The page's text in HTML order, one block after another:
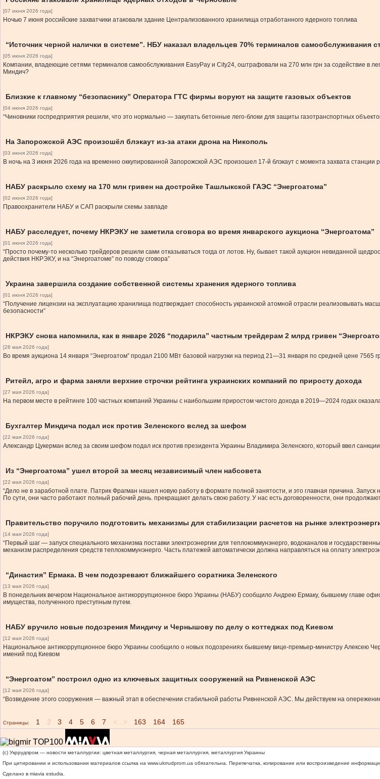
[07 июня 2026 года]
Ночью 7 июня российские захватчики атаковали здание Централизованного хранилища отработанного ядерного топлива
“Источник черной налички в системе”. НБУ наказал владельцев 70% терминалов самообслуживания
[05 июня 2026 года]
Компании, владеющие сетями терминалов самообслуживания EasyPay и City24, оштрафовали на 270 млн грн за содействие в
Миндич?
Близкие к главному “безопаснику” Оператора ГТС фирмы воруют на защите газовых объектов
[04 июня 2026 года]
“Чиновники госпредприятия решили, что это нормально — закупать бетонные лего-блоки для защиты газотранспортных
На Запорожской АЭС произошёл блэкаут из-за атаки дрона на Никополь
[03 июня 2026 года]
В ночь на 3 июня 2026 года на временно оккупированной Запорожской АЭС произошел 17-й блэкаут с момента захвата станции
НАБУ раскрыло схему на 170 млн гривен на достройке Ташлыкской ГАЭС “Энергоатома”
[02 июня 2026 года]
Правоохранители НАБУ и САП раскрыли схемы завладе
НАБУ расследует, почему НКРЭКУ не заметила сговора во время январского аукциона “Энергоатома”
[01 июня 2026 года]
“Просто почему-то несколько трейдеров решили сами отказываться тогда от лотов. Ну, бывает такой аукцион невиданной
действия НКРЭКУ, и на “Энергоатоме” по поводу сговора”
Украина завершила создание собственной системы хранения ядерного топлива
[01 июня 2026 года]
“Получение лицензии на эксплуатацию хранилища подтверждает способность украинской атомной отрасли реализовывать
безопасности”
НКРЭКУ снова напомнила, как в январе 2026 “подарила” частным трейдерам 2 млрд гривен
[28 мая 2026 года]
Во время аукциона 14 января “Энергоатом” продал 2100 МВт базовой нагрузки на период 21—31 января по средней цене 7565
Ритейл, агро и фарма заняли верхние строчки рейтинга украинских компаний по приросту дохода
[27 мая 2026 года]
На первом месте в рейтинге 100 частных компаний Украины с наибольшим приростом чистого дохода в 2019—2024 годах
Бухгалтер Миндича подал иск против Зеленского вслед за шефом
[22 мая 2026 года]
Александр Цукерман вслед за своим шефом подал иск против президента Украины Владимира Зеленского, который ввел
Из “Энергоатома” ушел второй за месяц независимый член набсовета
[22 мая 2026 года]
“Дело не в заработной плате. Патрик Фрагман нашел новую работу в формате полной занятости, и это главная причина.
По сути, они часто работают полный рабочий день. прекращают делать свою работу. У нас есть договоренности, они
Правительство поручило подготовить механизмы для стабилизации расчетов на рынке
[14 мая 2026 года]
“Первый шаг — запуск специального механизма поставки электроэнергии для теплокоммунэнерго, водоканалов и
механизм распределения средств теплокоммунэнерго. Часть платежей автоматически должна направляться на оплату
“Династия” Ермака. В чем подозревают ближайшего соратника Зеленского
[13 мая 2026 года]
В понедельник вечером Национальное антикоррупционное бюро Украины (НАБУ) сообщило Андрею Ермаку, бывшему главе
имущества, полученного преступным путем.
НАБУ вручило новые подозрения Миндичу и Чернышову по делу о коттеджах под Киевом
[12 мая 2026 года]
Национальное антикоррупционное бюро Украины сообщило о новых подозрениях бывшему вице-премьер-министру Алексею
имений под Киевом
“Энергоатом” построил одно из ключевых защитных сооружений на Ривненской АЭС
[12 мая 2026 года]
“Возведение этого сооружения — важный этап в обеспечении стабильной работы Ривненской АЭС. Мы действуем на
Страницы: 1 2 3 4 5 6 7 <...> 163 164 165
(c) Укррудпром — новости металлургии: цветная металлургия, черная металлургия, металлургия Украины
При цитировании и использовании материалов ссылка на www.ukrrudprom.ua обязательна. Перепечатка, копирование или воспроизведение
Сделано в miavia estudia.